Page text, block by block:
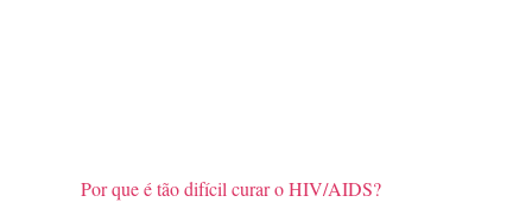
Por que é tão difícil curar o HIV/AIDS?